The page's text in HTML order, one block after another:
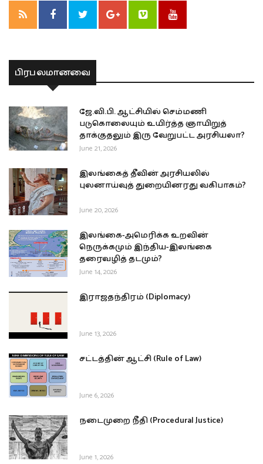
பிரபலமானவை
ஜே.வி.பி. ஆட்சியில் செம்மணி
படுகொலையும் உயிர்த்த ஞாயிறுத்
தாக்குதலும் இரு வேறுபட்ட அரசியலா?
June 21, 2026
இலங்கைத் தீவின் அரசியலில்
புலனாய்வுத் துறையினரது வகிபாகம்?
June 20, 2026
இலங்கை-அமெரிக்க உறவின்
நெருக்கமும் இந்திய-இலங்கை
தரைவழித் தடமும்?
June 14, 2026
இராஜதந்திரம் (Diplomacy)
June 13, 2026
சட்டத்தின் ஆட்சி (Rule of Law)
June 6, 2026
நடைமுறை நீதி (Procedural Justice)
June 1, 2026